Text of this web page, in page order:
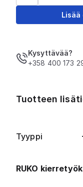
Lisää
Kysyttävää?
+358 400 173
Tuotteen
Tyyppi
RUKO